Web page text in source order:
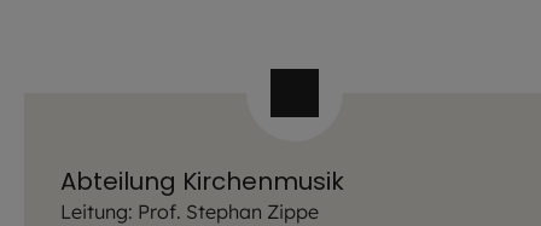
Abteilung Kirchenmusik
Leitung: Prof. Stephan Zippe